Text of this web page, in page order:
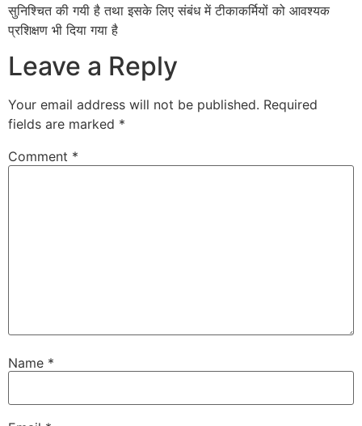
सुनिश्चित की गयी है तथा इसके लिए संबंध में टीकाकर्मियों को आवश्यक
प्रशिक्षण भी दिया गया है
Leave a Reply
Your email address will not be published. Required
fields are marked *
Comment *
Name *